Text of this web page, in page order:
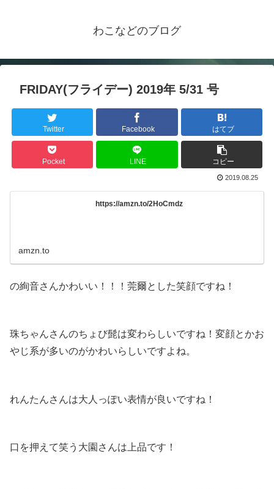
わこなどのブログ
FRIDAY(フライデー) 2019年 5/31 号
Twitter Facebook はてブ
Pocket LINE コピー
2019.08.25
https://amzn.to/2HoCmdz
amzn.to
の絢音さんかわいい！！！莞爾とした笑顔ですね！
珠ちゃんさんのちょび髭は変わらしいですね！変顔とかお
やじ系が多いのがかわいらしいですよね。
れんたんさんは大人っぽい表情が良いですね！
口を押えて笑う大園さんは上品です！